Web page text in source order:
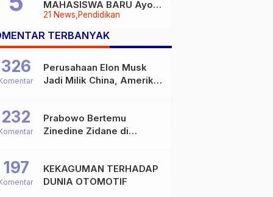
21 News Pendidikan
MAHASISWA BARU Ayoo
Buruan
TERBANYAK
Perusahaan Elon Musk
Jadi Milik China, Amerika
326
Prabowo Bertemu
Zinedine Zidane di
232
KEKAGUMAN TERHADAP
DUNIA OTOMOTIF
197